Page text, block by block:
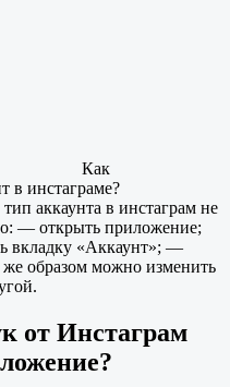
Как
в инстаграме?
аккаунта в инстаграм не
— открыть приложение;
вкладку «Аккаунт»; —
образом можно изменить
от Инстаграм